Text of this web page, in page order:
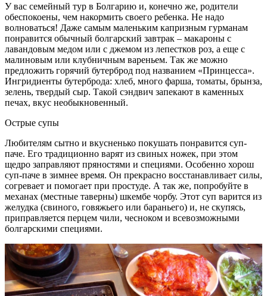
У вас семейный тур в Болгарию и, конечно же, родители
обеспокоены, чем накормить своего ребенка. Не надо
волноваться! Даже самым маленьким капризным гурманам
понравится обычный болгарский завтрак – макароны с
лавандовым медом или с джемом из лепестков роз, а еще с
малиновым или клубничным вареньем. Так же можно
предложить горячий бутерброд под названием «Принцесса».
Ингридиенты бутерброда: хлеб, много фарша, томаты, брынза,
зелень, твердый сыр. Такой сэндвич запекают в каменных
печах, вкус необыкновенный.
Острые супы
Любителям сытно и вкусненько покушать понравится суп-
паче. Его традиционно варят из свиных ножек, при этом
щедро заправляют пряностями и специями. Особенно хорош
суп-паче в зимнее время. Он прекрасно восстанавливает силы,
согревает и помогает при простуде. А так же, попробуйте в
механах (местные таверны) шкембе чорбу. Этот суп варится из
желудка (свиного, говяжьего или бараньего) и, не скупясь,
приправляется перцем чили, чесноком и всевозможными
болгарскими специями.